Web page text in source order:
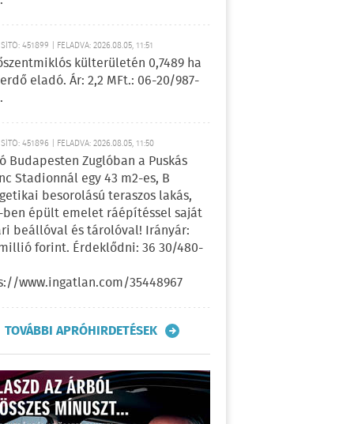
451899 | FELADVA: 2026.08.05, 11:51
külterületén 0,7489 ha
eladó. Ár: 2,2 MFt.: 06-20/987-
451896 | FELADVA: 2026.08.05, 11:50
Budapesten Zuglóban a Puskás
Stadionnál egy 43 m2-es, B
besorolású teraszos lakás,
ben épült emelet ráépítéssel saját
beállóval és tárolóval! Irányár:
forint. Érdeklődni: 36 30/480-
www.ingatlan.com/35448967
TOVÁBBI APRÓHIRDETÉSEK